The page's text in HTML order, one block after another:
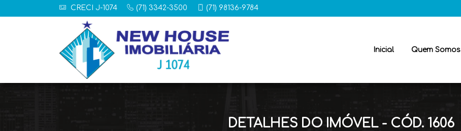
CRECI J-1074 (71) 3342-3500 (71) 98136-9784
Inicial Quem Somos
DETALHES DO IMÓVEL - CÓD. 1606